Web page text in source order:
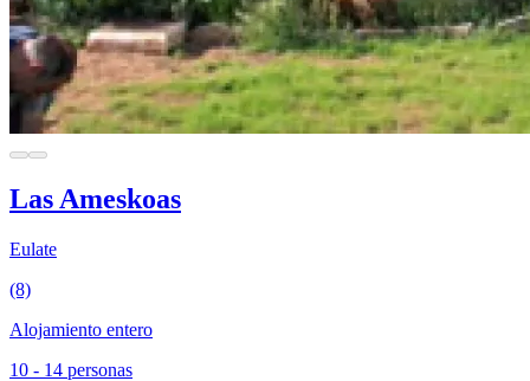
Las Ameskoas
Eulate
(8)
Alojamiento entero
10 - 14 personas